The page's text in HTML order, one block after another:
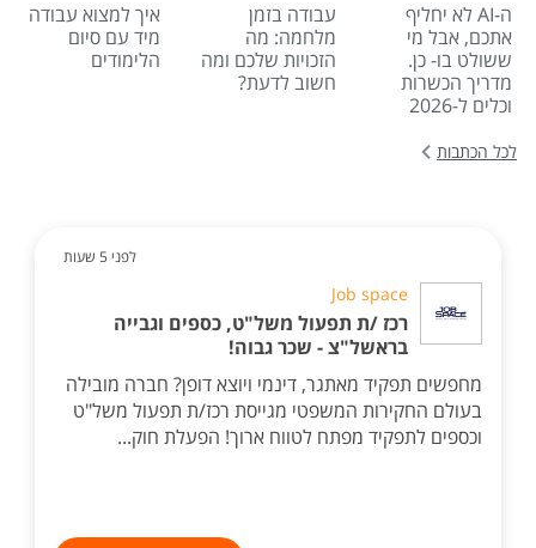
ה-AI לא יחליף
אתכם, אבל מי
ששולט בו- כן.
מדריך הכשרות
וכלים ל-2026
עבודה בזמן
מלחמה: מה
הזכויות שלכם ומה
חשוב לדעת?
איך למצוא עבודה
מיד עם סיום
הלימודים
לכל הכתבות
לפני 5 שעות
Job space
רכז /ת תפעול משל"ט, כספים וגבייה
בראשל"צ - שכר גבוה!
מחפשים תפקיד מאתגר, דינמי ויוצא דופן? חברה מובילה
בעולם החקירות המשפטי מגייסת רכז/ת תפעול משל"ט
וכספים לתפקיד מפתח לטווח ארוך! הפעלת חוק...